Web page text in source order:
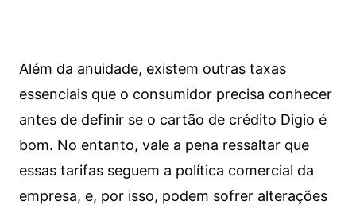
Além da anuidade, existem outras taxas
essenciais que o consumidor precisa conhecer
antes de definir se o cartão de crédito Digio é
bom. No entanto, vale a pena ressaltar que
essas tarifas seguem a política comercial da
empresa, e, por isso, podem sofrer alterações